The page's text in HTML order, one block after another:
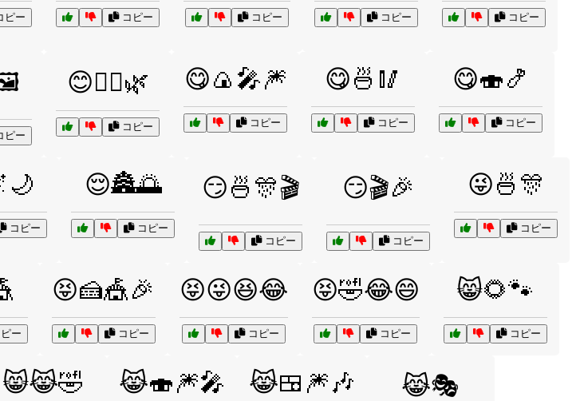
ピー コピー コピー コピー コピー
ピー
😊🧘‍♀️🌿
コピー
😋🍙🎤🎆
コピー
😋🍜🥢
コピー
😋🍣🍤
コピー
コピー
😌🏯🌅
コピー
😏🍜🎊🎬
コピー
😏🎬🎉
コピー
😜🍜🎊
コピー
ー
😝🍰🎪🎉
コピー
😝😜😆😂
コピー
😝🤣😂😄
コピー
😸🌻🐾
コピー
😸😹🤣 😹🍣🎆🎤 😹🍱🎆🎶 😹🎭